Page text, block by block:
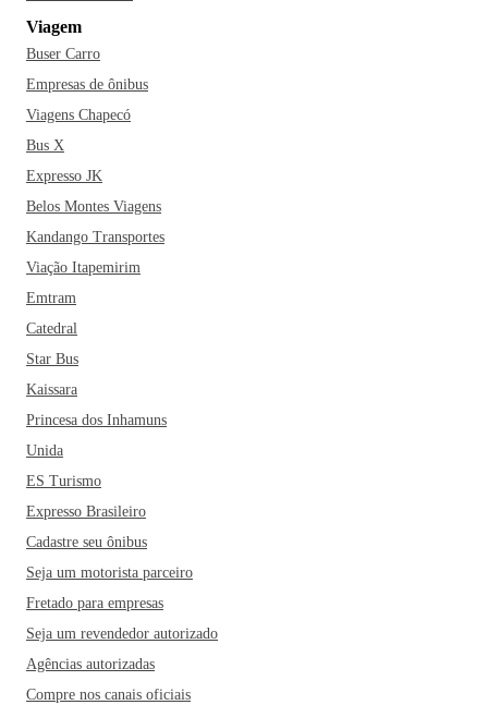
Santa Rita de Cássia e o Museu Palácio da Cultura Major
Militão Pereira de Almeida.
Já diz o ditado que saco vazio não para em pé, um dos
pontos que você não pode deixar de conhecer é a
gastronomia local, proporcionando boas opções tanto de
belezas de Itumbiara.
Viagem
Buser Carro
Empresas de ônibus
Viagens Chapecó
Bus X
Expresso JK
Belos Montes Viagens
Kandango Transportes
Viação Itapemirim
Emtram
Catedral
Star Bus
Kaissara
Princesa dos Inhamuns
Unida
ES Turismo
Expresso Brasileiro
Cadastre seu ônibus
Seja um motorista parceiro
Fretado para empresas
Seja um revendedor autorizado
Agências autorizadas
Compre nos canais oficiais